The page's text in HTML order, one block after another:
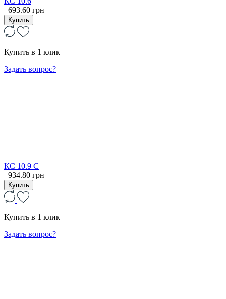
693.60 грн
Купить
Купить в 1 клик
Задать вопрос?
КС 10.9 С
934.80 грн
Купить
Купить в 1 клик
Задать вопрос?